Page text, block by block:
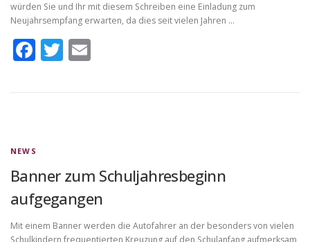
würden Sie und Ihr mit diesem Schreiben eine Einladung zum
Neujahrsempfang erwarten, da dies seit vielen Jahren …
Facebook
Twitter
NEWS
Banner zum Schuljahresbeginn
aufgegangen
Mit einem Banner werden die Autofahrer an der besonders von vielen